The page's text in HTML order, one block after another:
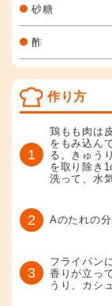
砂糖
酢
作り方
1
鶏もも肉は
をもみ込ん
る。きゅう
を取り除き
洗って、水
2 Aのたれの
3
フライパン
香りが立っ
うり、カシ